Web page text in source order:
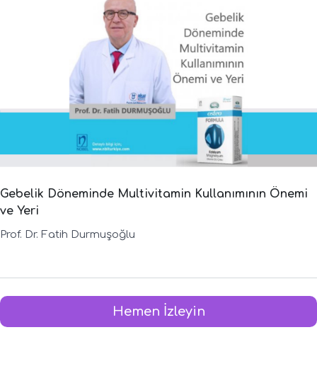
Gebelik Döneminde Multivitamin Kullanımının Önemi
ve Yeri
Prof. Dr. Fatih Durmuşoğlu
Hemen İzleyin